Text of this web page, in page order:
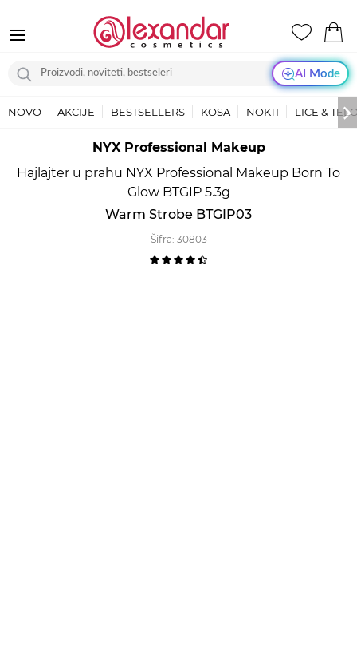
AI Mode
NOVO AKCIJE BESTSELLERS KOSA NOKTI LICE &
NYX Professional Makeup
Hajlajter u prahu NYX Professional Makeup Born To
Glow BTGIP 5.3g
Warm Strobe BTGIP03
Šifra: 30803